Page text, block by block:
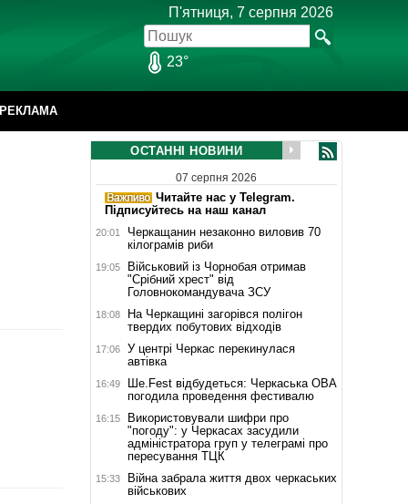
П'ятниця, 7 серпня 2026
23°
РЕКЛАМА
ОСТАННІ НОВИНИ
07 серпня 2026
Читайте нас у Telegram.
Підписуйтесь на наш канал
20:01
Черкащанин незаконно виловив 70
кілограмів риби
19:05
Військовий із Чорнобая отримав
"Срібний хрест" від
Головнокомандувача ЗСУ
18:08
На Черкащині загорівся полігон
твердих побутових відходів
17:06
У центрі Черкас перекинулася
автівка
16:49
Ше.Fest відбудеться: Черкаська ОВА
погодила проведення фестивалю
16:15
Використовували шифри про
"погоду": у Черкасах засудили
адміністратора груп у телеграмі про
пересування ТЦК
15:33
Війна забрала життя двох черкаських
військових